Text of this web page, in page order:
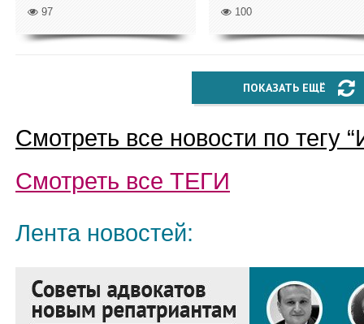
97 100
ПОКАЗАТЬ ЕЩЁ
Смотреть все новости по тегу “
Смотреть все ТЕГИ
Лента новостей: